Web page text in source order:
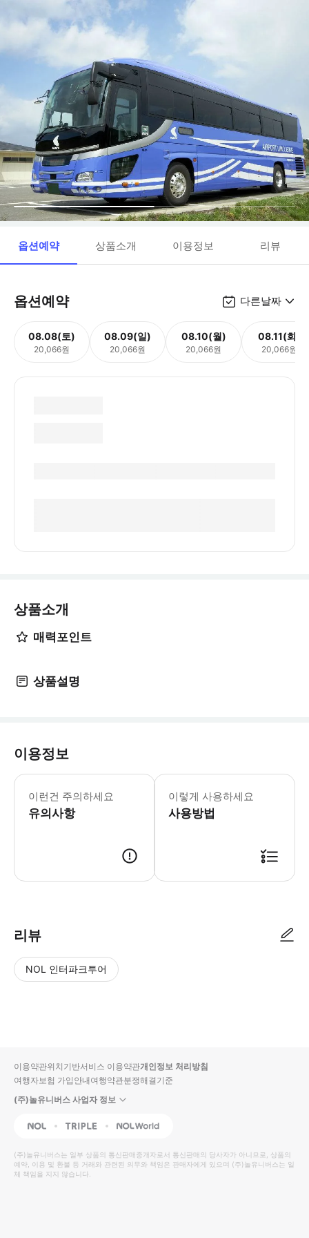
옵션예약 상품소개 이용정보 리뷰
옵션예약 다른날짜
08.08(토)
20,066원
08.09(일)
20,066원
08.10(월)
20,066원
08.11(화)
20,066원
상품소개
매력포인트
상품설명
이용정보
이런건 주의하세요
유의사항
▶ 영업 정보 * 1월 ~ 12월 *
이렇게 사용하세요
사용방법
리뷰
NOL 인터파크투어
입니
다.
높
은
순
동
영
상
순
상
이용약관위치기반서비스 이용약관개인정보 처리방침
여행자보험 가입안내여행약관분쟁해결기준
(주)놀유니버스 사업자 정보
NOL Triple Interpark Global
(주)놀유니버스는 일부 상품의 통신판매중개자로서 통신판매의 당사자가 아니므로, 상품의
예약, 이용 및 환불 등 거래와 관련된 의무와 책임은 판매자에게 있으며 (주)놀유니버스는 일
체 책임을 지지 않습니다.